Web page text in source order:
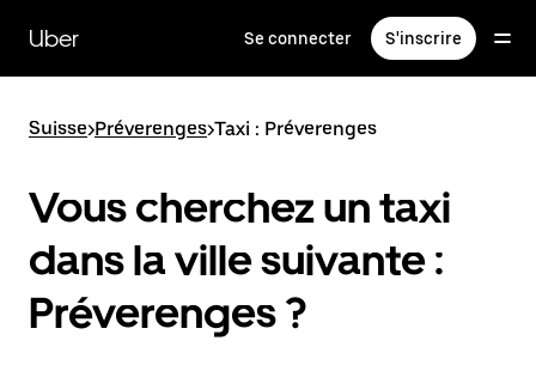
contenu
principal
Uber Se connecter S'inscrire
Suisse>Préverenges>Taxi : Préverenges
Vous cherchez un taxi
dans la ville suivante :
Préverenges ?